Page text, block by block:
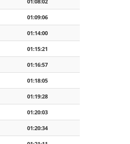
01:09:06
01:14:00
01:15:21
01:16:57
01:18:05
01:19:28
01:20:03
01:20:34